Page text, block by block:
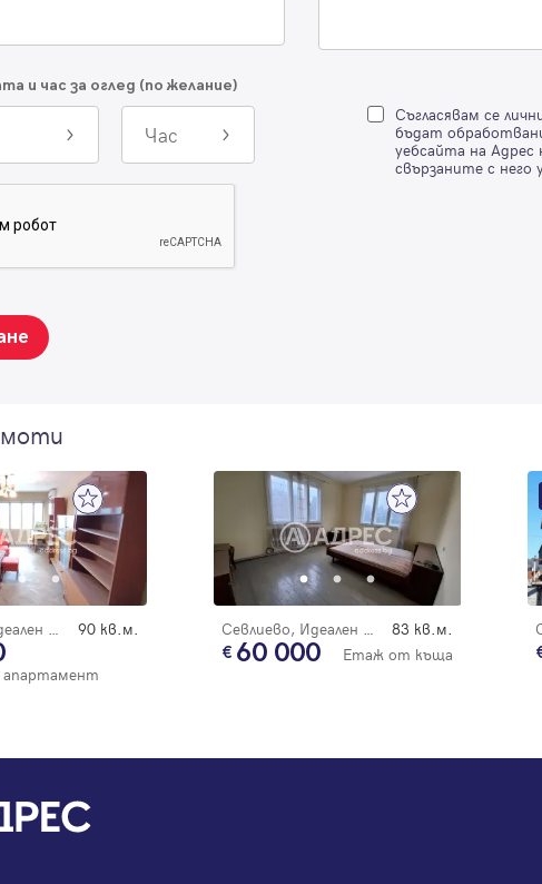
и час за оглед (по желание)
Час
Съгласявам се
бъдат
уебсайта на
свързаните с него
90 кв.м. 83 кв.м.
60 000 Етаж от къща
Вход с